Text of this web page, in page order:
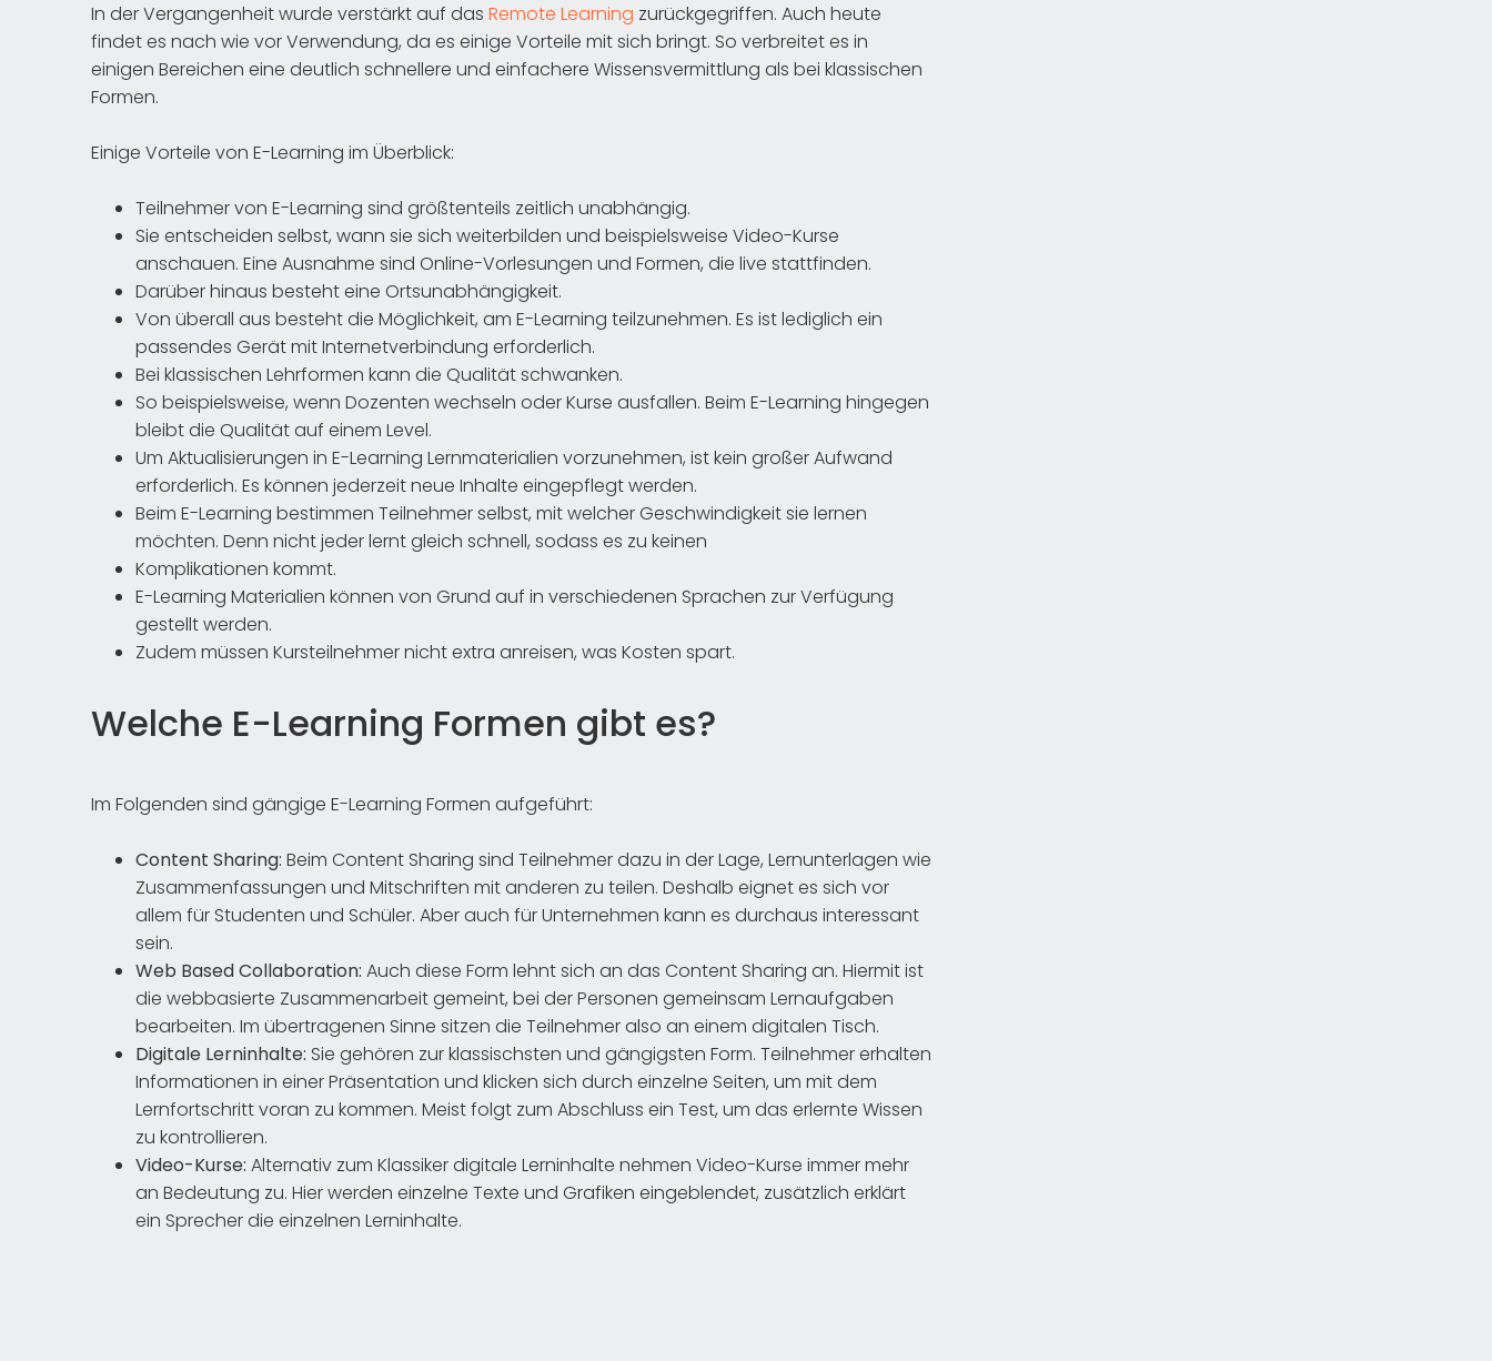
In der Vergangenheit wurde verstärkt auf das Remote Learning zurückgegriffen. Auch heute
findet es nach wie vor Verwendung, da es einige Vorteile mit sich bringt. So verbreitet es in
einigen Bereichen eine deutlich schnellere und einfachere Wissensvermittlung als bei klassischen
Formen.
Einige Vorteile von E-Learning im Überblick:
Teilnehmer von E-Learning sind größtenteils zeitlich unabhängig.
Sie entscheiden selbst, wann sie sich weiterbilden und beispielsweise Video-Kurse
anschauen. Eine Ausnahme sind Online-Vorlesungen und Formen, die live stattfinden.
Darüber hinaus besteht eine Ortsunabhängigkeit.
Von überall aus besteht die Möglichkeit, am E-Learning teilzunehmen. Es ist lediglich ein
passendes Gerät mit Internetverbindung erforderlich.
Bei klassischen Lehrformen kann die Qualität schwanken.
So beispielsweise, wenn Dozenten wechseln oder Kurse ausfallen. Beim E-Learning hingegen
bleibt die Qualität auf einem Level.
Um Aktualisierungen in E-Learning Lernmaterialien vorzunehmen, ist kein großer Aufwand
erforderlich. Es können jederzeit neue Inhalte eingepflegt werden.
Beim E-Learning bestimmen Teilnehmer selbst, mit welcher Geschwindigkeit sie lernen
möchten. Denn nicht jeder lernt gleich schnell, sodass es zu keinen
Komplikationen kommt.
E-Learning Materialien können von Grund auf in verschiedenen Sprachen zur Verfügung
gestellt werden.
Zudem müssen Kursteilnehmer nicht extra anreisen, was Kosten spart.
Welche E-Learning Formen gibt es?
Im Folgenden sind gängige E-Learning Formen aufgeführt:
Content Sharing: Beim Content Sharing sind Teilnehmer dazu in der Lage, Lernunterlagen wie
Zusammenfassungen und Mitschriften mit anderen zu teilen. Deshalb eignet es sich vor
allem für Studenten und Schüler. Aber auch für Unternehmen kann es durchaus interessant
sein.
Web Based Collaboration: Auch diese Form lehnt sich an das Content Sharing an. Hiermit ist
die webbasierte Zusammenarbeit gemeint, bei der Personen gemeinsam Lernaufgaben
bearbeiten. Im übertragenen Sinne sitzen die Teilnehmer also an einem digitalen Tisch.
Digitale Lerninhalte: Sie gehören zur klassischsten und gängigsten Form. Teilnehmer erhalten
Informationen in einer Präsentation und klicken sich durch einzelne Seiten, um mit dem
Lernfortschritt voran zu kommen. Meist folgt zum Abschluss ein Test, um das erlernte Wissen
zu kontrollieren.
Video-Kurse: Alternativ zum Klassiker digitale Lerninhalte nehmen Video-Kurse immer mehr
an Bedeutung zu. Hier werden einzelne Texte und Grafiken eingeblendet, zusätzlich erklärt
ein Sprecher die einzelnen Lerninhalte.